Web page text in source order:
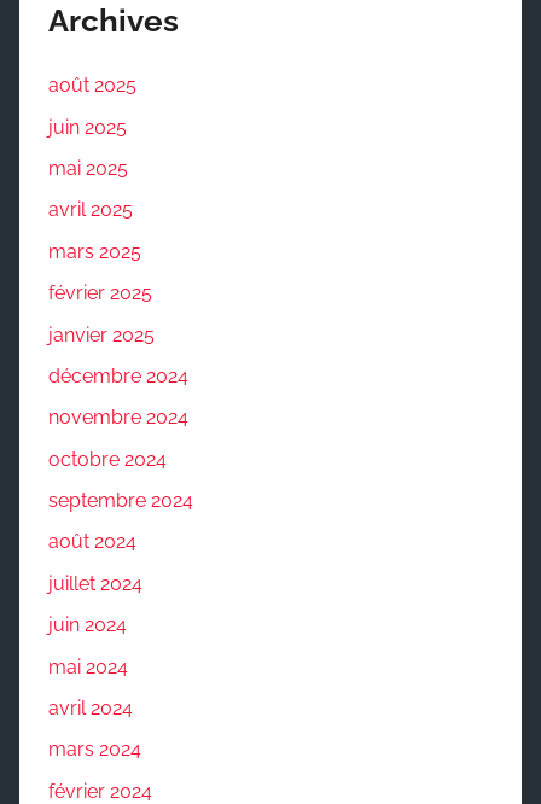
Archives
août 2025
juin 2025
mai 2025
avril 2025
mars 2025
février 2025
janvier 2025
décembre 2024
novembre 2024
octobre 2024
septembre 2024
août 2024
juillet 2024
juin 2024
mai 2024
avril 2024
mars 2024
février 2024